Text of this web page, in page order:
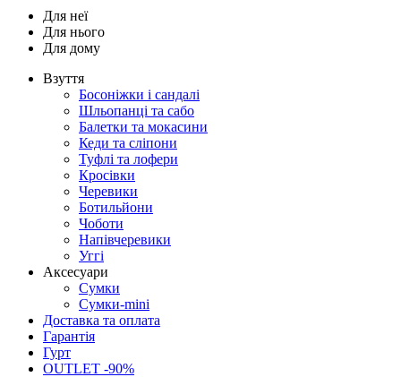
Для неї
Для нього
Для дому
Взуття
Босоніжки і сандалі
Шльопанці та сабо
Балетки та мокасини
Кеди та сліпони
Туфлі та лофери
Кросівки
Черевики
Ботильйони
Чоботи
Напівчеревики
Уггі
Аксесуари
Сумки
Сумки-mini
Доставка та оплата
Гарантія
Гурт
OUTLET -90%